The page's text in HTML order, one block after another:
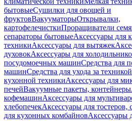
бытовыеСушилки для овощей и
фруктовВакууматорыОткрывалки,
картофелечисткиПроращиватели
сепараторы бытовыеАксессуары для
техникиАксессуары для вытяжек
духовокАксессуары для
посудомоечных машинСредства для
машинСредства для ухода за техникой
кухонной техникиАксессуары для
печейВакуумные пакеты, контейнеры
кофемашинАксессуары для
хлебопечекАксессуары для тостеров,
для кухонных комбайновАксессуары